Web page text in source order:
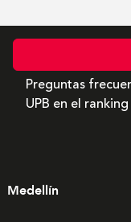
Preguntas
UPB en el
Medellín